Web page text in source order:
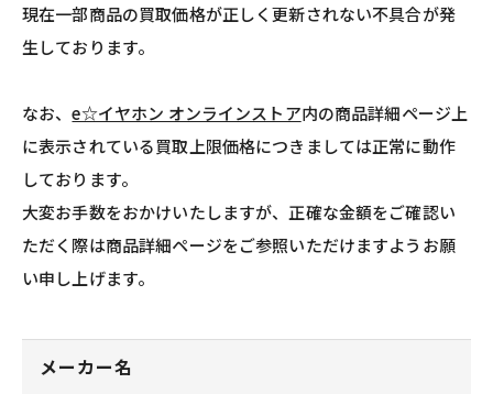
現在一部商品の買取価格が正しく更新されない不具合が発
生しております。
なお、e☆イヤホン オンラインストア内の商品詳細ページ上
に表示されている買取上限価格につきましては正常に動作
しております。
大変お手数をおかけいたしますが、正確な金額をご確認い
ただく際は商品詳細ページをご参照いただけますようお願
い申し上げます。
メーカー名